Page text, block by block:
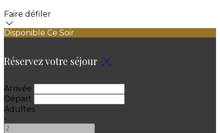
Faire défiler
Disponible Ce Soir
Réservez votre séjour
Arrivée
Départ
Adultes
-